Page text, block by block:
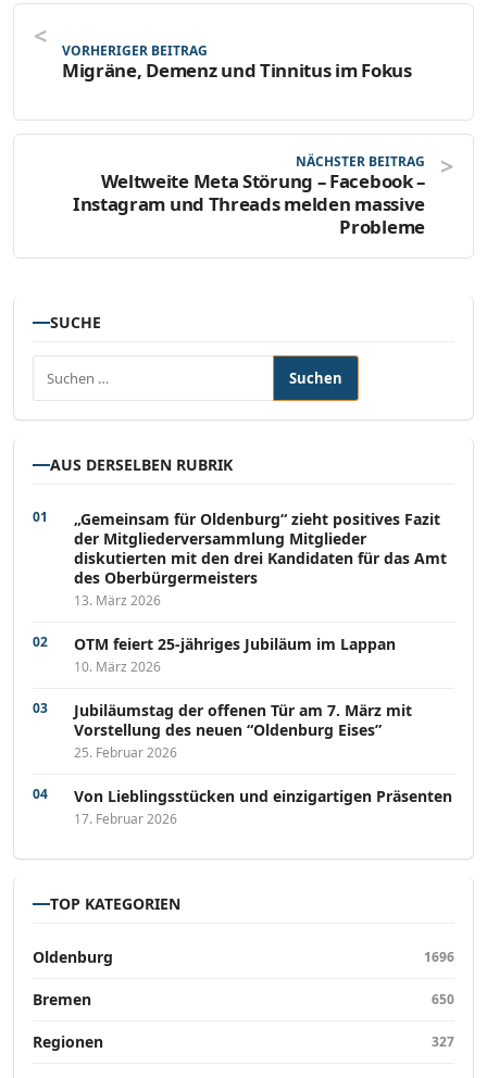
VORHERIGER BEITRAG
Migräne, Demenz und Tinnitus im Fokus
NÄCHSTER BEITRAG
Weltweite Meta Störung – Facebook –
Instagram und Threads melden massive
Probleme
SUCHE
Suchen nach:
AUS DERSELBEN RUBRIK
„Gemeinsam für Oldenburg“ zieht positives Fazit
der Mitgliederversammlung Mitglieder
diskutierten mit den drei Kandidaten für das Amt
des Oberbürgermeisters
13. März 2026
OTM feiert 25-jähriges Jubiläum im Lappan
10. März 2026
Jubiläumstag der offenen Tür am 7. März mit
Vorstellung des neuen “Oldenburg Eises”
25. Februar 2026
Von Lieblingsstücken und einzigartigen Präsenten
17. Februar 2026
TOP KATEGORIEN
Oldenburg 1696
Bremen 650
Regionen 327